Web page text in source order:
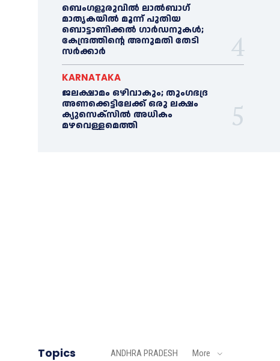
ബെംഗളൂരുവിൽ ലാൽബാഗ്
മാതൃകയിൽ മൂന്ന് പുതിയ
ബൊട്ടാണിക്കൽ ഗാർഡനുകൾ;
കേന്ദ്രത്തിന്റെ അനുമതി തേടി
സർക്കാർ
KARNATAKA
ജലക്ഷാമം ഒഴിവാകും; തുംഗഭദ്ര
അണക്കെട്ടിലേക്ക് ഒരു ലക്ഷം
ക്യുസെക്സില്‍ അധികം
മഴവെള്ളമെത്തി
Topics ANDHRA PRADESH More